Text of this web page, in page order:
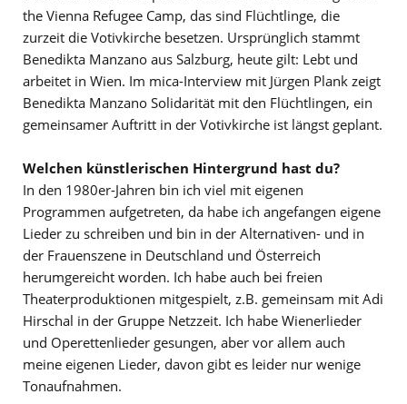
the Vienna Refugee Camp, das sind Flüchtlinge, die
zurzeit die Votivkirche besetzen. Ursprünglich stammt
Benedikta Manzano aus Salzburg, heute gilt: Lebt und
arbeitet in Wien. Im mica-Interview mit Jürgen Plank zeigt
Benedikta Manzano Solidarität mit den Flüchtlingen, ein
gemeinsamer Auftritt in der Votivkirche ist längst geplant.
Welchen künstlerischen Hintergrund hast du?
In den 1980er-Jahren bin ich viel mit eigenen
Programmen aufgetreten, da habe ich angefangen eigene
Lieder zu schreiben und bin in der Alternativen- und in
der Frauenszene in Deutschland und Österreich
herumgereicht worden. Ich habe auch bei freien
Theaterproduktionen mitgespielt, z.B. gemeinsam mit Adi
Hirschal in der Gruppe Netzzeit. Ich habe Wienerlieder
und Operettenlieder gesungen, aber vor allem auch
meine eigenen Lieder, davon gibt es leider nur wenige
Tonaufnahmen.